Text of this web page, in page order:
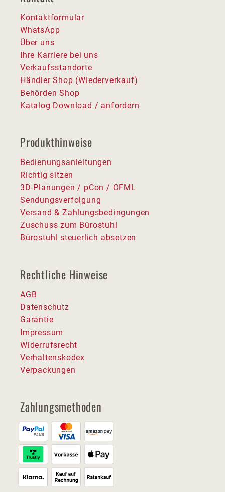
Kontaktformular
WhatsApp
Über uns
Ihre Karriere bei uns
Verkaufsstandorte
Händler Shop (Wiederverkauf)
Behörden Shop
Katalog Download / anfordern
Produkthinweise
Bedienungsanleitungen
Richtig sitzen
3D-Planungen / pCon / OFML
Sendungsverfolgung
Versand & Zahlungsbedingungen
Zuschuss zum Bürostuhl
Bürostuhl steuerlich absetzen
Rechtliche Hinweise
AGB
Datenschutz
Garantie
Impressum
Widerrufsrecht
Verhaltenskodex
Verpackungen
Zahlungsmethoden